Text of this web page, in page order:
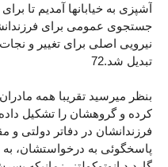
جستجوی عمومی برای
نیرویی اصلی برای تغییر و
تبدیل شد.72
بنظر میرسید تقریبا همه
کرده و گروهشان را تشکیل
فرزندانشان در دفاتر دولتی و
پاسخگوئی به درخواستشان، به